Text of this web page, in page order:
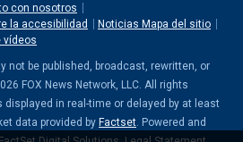
con nosotros
la accesibilidad
Noticias Mapa del sitio
vídeos
not be published, broadcast, rewritten, or
FOX News Network, LLC. All rights
displayed in real-time or delayed by at least
data provided by Factset . Powered and